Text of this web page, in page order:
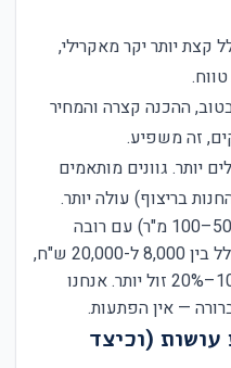
קצת יותר יקר מאקרילי,
ההכנה קצרה והמחיר
זה משפיע.
יותר. גוונים מותאמים
בריצוף) עולה יותר.
כלל אצבע: חנות אופנה בינונית (50–100 מ"ר) עם רובה
אפוקסית מקצועית עולה בדרך כלל בין 8,000 ל-20,000 ש"ח,
תלוי בתנאים. אקרילי יכול להיות 10–20% זול יותר. אנחנו
— אין הפתעות.
עושות (וכיצד